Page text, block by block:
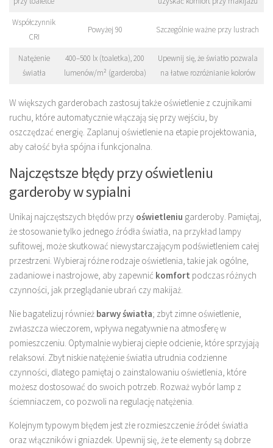
Współczynnik
CRI
Powyżej 90 Szczególnie ważne przy lustrach
Natężenie
światła
400–500 lx (toaletka), 200
lumenów/m² (garderoba)
Upewnij się, że światło pozwala
na łatwe rozróżnianie kolorów
W większych garderobach zastosuj także oświetlenie z czujnikami
ruchu, które automatycznie włączają się przy wejściu, by
oszczędzać energię. Zaplanuj oświetlenie na etapie projektowania,
aby całość była spójna i funkcjonalna.
Najczęstsze błędy przy oświetleniu
garderoby w sypialni
Unikaj najczęstszych błędów przy oświetleniu garderoby. Pamiętaj,
że stosowanie tylko jednego źródła światła, na przykład lampy
sufitowej, może skutkować niewystarczającym podświetleniem całej
przestrzeni. Wybieraj różne rodzaje oświetlenia, takie jak ogólne,
zadaniowe i nastrojowe, aby zapewnić komfort podczas różnych
czynności, jak przeglądanie ubrań czy makijaż.
Nie bagatelizuj również barwy światła; zbyt zimne oświetlenie,
zwłaszcza wieczorem, wpływa negatywnie na atmosferę w
pomieszczeniu. Optymalnie wybieraj ciepłe odcienie, które sprzyjają
relaksowi. Zbyt niskie natężenie światła utrudnia codzienne
czynności, dlatego pamiętaj o zainstalowaniu oświetlenia, które
możesz dostosować do swoich potrzeb. Rozważ wybór lamp z
ściemniaczem, co pozwoli na regulację natężenia.
Kolejnym typowym błędem jest złe rozmieszczenie źródeł światła
oraz włączników i gniazdek. Upewnij się, że te elementy są dobrze